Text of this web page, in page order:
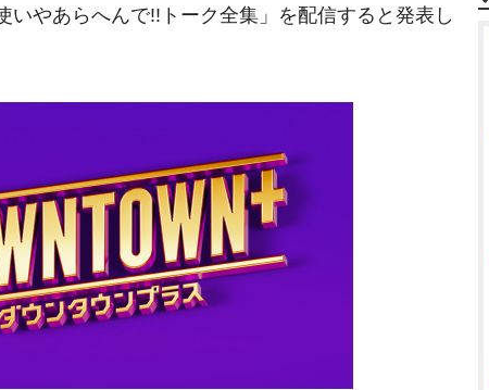
いやあらへんで!!トーク全集」を配信すると発表し